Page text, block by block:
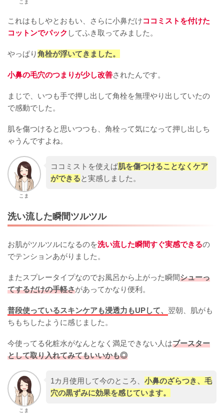
こま
これはもしやとおもい、さらに小鼻だけココミストを付けた
コットンでパック してふき取ってみました。
やっぱり角栓が浮いてきました。
小鼻の毛穴のつまりが少し改善されたんです。
まじで、いつも手で押し出して角栓を無理やり出していたの
で感動でした。
肌を傷つけると思いつつも、角栓って気になって押し出しち
ゃうんですよね。
こま
ココミストを使えば肌を傷つけることなくケア
ができると実感しました。
洗い流した瞬間ツルツル
お肌がツルツルになるのを洗い流した瞬間すぐ実感できるの
でテンションあがりました。
またスプレータイプなのでお風呂から上がった瞬間シューっ
てするだけの手軽さがあってかなり便利。
普段使っているスキンケアも浸透力もUPして、 翌朝、肌がも
ちもちしたように感じました。
今使ってる化粧水がなんとなく満足できない人はブースター
として取り入れてみてもいいかも◎
こま
1カ月使用して今のところ、 小鼻のざらつき、毛
穴の黒ずみに効果を感じています。